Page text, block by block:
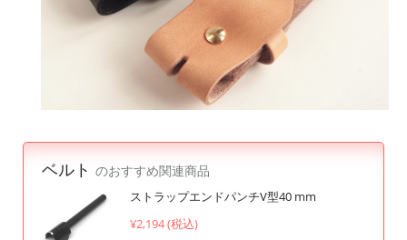
ベルト のおすすめ関連商品
ストラップエンドパンチV型40 mm
¥2,194 (税込)